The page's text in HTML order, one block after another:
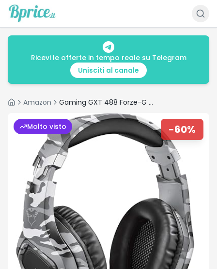
Ricevi le offerte in tempo reale su Telegram
Unisciti al canale
HomeAmazon Gaming GXT 488 Forze-G Cuffie PS4 e PS5 con Licenza Ufficiale PlayStation
Molto visto -60%